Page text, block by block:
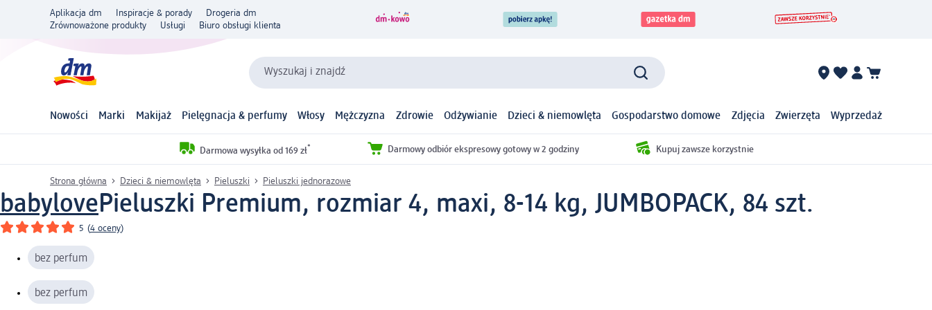
Aplikacja dm Inspiracje & porady
Drogeria dm
Zrównoważone produkty
Usługi Biuro obsługi klienta
Wyszukaj i znajdź
Nowości Marki Makijaż Pielęgnacja & perfumy Włosy Mężczyzna Zdrowie Odżywianie Dzieci & niemowlęta Gospodarstwo domowe Zdjęcia Zwierzęta Wyprzedaż
Darmowa wysyłka od 169 zł* Darmowy odbiór ekspresowy gotowy w 2 godziny Kupuj zawsze korzystnie
Strona główna Dzieci & niemowlęta Pieluszki Pieluszki jednorazowe
babylovePieluszki Premium, rozmiar 4, maxi, 8-14 kg, JUMBOPACK, 84 szt.
5 (4 oceny)
bez perfum
bez perfum